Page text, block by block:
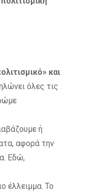
και
όλες τις
ή
αφορά την
Εδώ,
έλλειμμα. Το